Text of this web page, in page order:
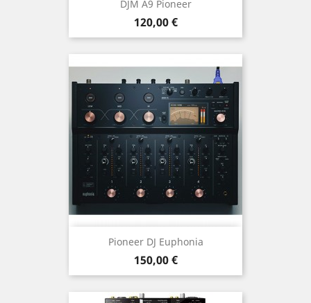
DJM A9 Pioneer
Prix
120,00 €
Pioneer DJ Euphonia
Prix
150,00 €